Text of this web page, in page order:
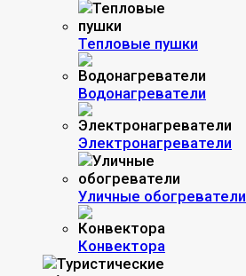
Тепловые пушки
Водонагреватели
Электронагреватели
Уличные обогреватели
Конвектора